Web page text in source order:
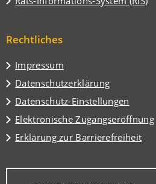
neuen
einem
Tab)
neuen
Rechtliches
Impressum
Datenschutzerklärung
Datenschutz-Einstellungen
Elektronische Zugangseröffnung
Erklärung zur Barrierefreiheit